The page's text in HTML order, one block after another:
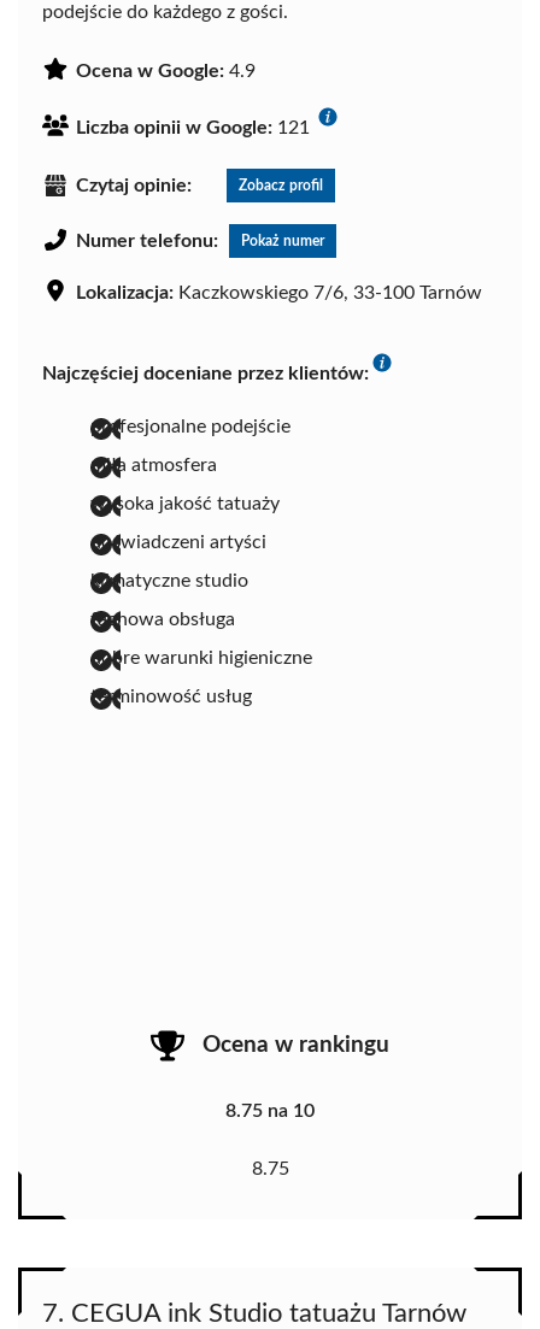
podejście do każdego z gości.
Ocena w Google: 4.9
Liczba opinii w Google: 121
Czytaj opinie: Zobacz profil
Numer telefonu: Pokaż numer
Lokalizacja: Kaczkowskiego 7/6, 33-100 Tarnów
Najczęściej doceniane przez klientów:
profesjonalne podejście
miła atmosfera
wysoka jakość tatuaży
doświadczeni artyści
klimatyczne studio
fachowa obsługa
dobre warunki higieniczne
terminowość usług
Ocena w rankingu
8.75 na 10
8.75
7. CEGUA ink Studio tatuażu Tarnów